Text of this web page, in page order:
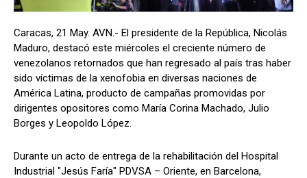
Caracas, 21 May. AVN.- El presidente de la República, Nicolás
Maduro, destacó este miércoles el creciente número de
venezolanos retornados que han regresado al país tras haber
sido víctimas de la xenofobia en diversas naciones de
América Latina, producto de campañas promovidas por
dirigentes opositores como María Corina Machado, Julio
Borges y Leopoldo López.
Durante un acto de entrega de la rehabilitación del Hospital
Industrial "Jesús Faría" PDVSA – Oriente, en Barcelona,